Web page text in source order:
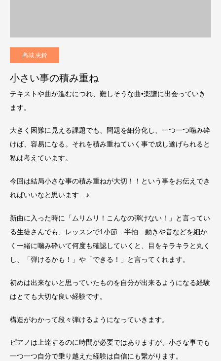
髙城 恵鈴
小さい事の積み重ね
テキストや曲が進むにつれ、難しそうな曲•楽譜に出会っていき
ます。
大きく困難に見える課題でも、問題を細分化し、一つ一つ噛み砕
けば、容易になる。それを積み重ねていく事で成し遂げられると
私は考えています。
今回は結局小さな事の積み重ねが大切！！という事をお伝えでき
ればいいなと思います…♪
新曲に入った時に「ムリムリ！こんなの弾けない！」と言ってい
る生徒さんでも、レッスンで1小節…半拍…動きや音などを細か
く一緒に噛み砕いて何度も確認していくと、目をキラキラと丸く
し、「弾けるかも！」や「できる！」と言ってくれます。
初めは出来ないと思っていたものを自分が出来るようになる経験
はとても大切な良い経験です。
構造がわかって段々弾けるようになっていきます。
ピアノは上達するのに時間が必要ではありますが、小さな事でも
一つ一つ自分で乗り越えた経験は自信にも繋がります。